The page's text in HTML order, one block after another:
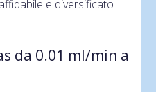
e diversificato
da 0.01 ml/min a